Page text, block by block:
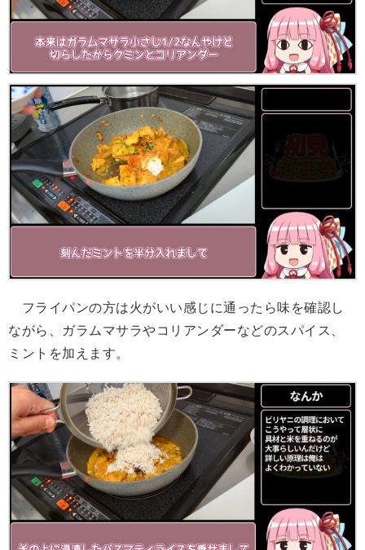
フライパンの方は火がいい感じに通ったら味を確認し
ながら、ガラムマサラやコリアンダーなどのスパイス、
ミントを加えます。